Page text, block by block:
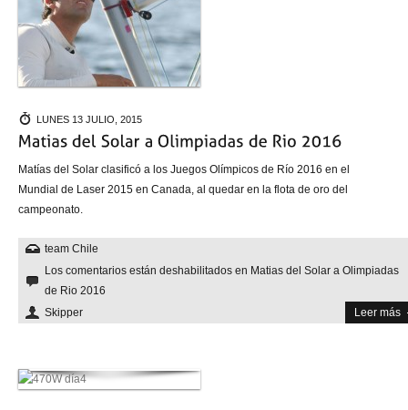
LUNES 13 JULIO, 2015
Matías del Solar clasificó a los Juegos Olímpicos de Río 2016 en el
Mundial de Laser 2015 en Canada, al quedar en la flota de oro del
campeonato.
team Chile
Los comentarios están deshabilitados en Matias del Solar a Olimpiadas
de Rio 2016
Skipper
Leer más